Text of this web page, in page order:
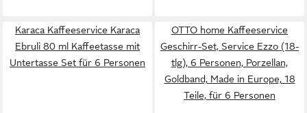
Karaca Kaffeeservice Karaca
Ebruli 80 ml Kaffeetasse mit
Untertasse Set für 6 Personen
OTTO home Kaffeeservice
Geschirr-Set, Service Ezzo (18-
tlg), 6 Personen, Porzellan,
Goldband, Made in Europe, 18
Teile, für 6 Personen